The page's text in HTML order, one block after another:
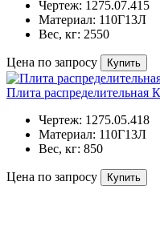
Чертеж: 1275.07.415
Материал: 110Г13Л
Вес, кг: 2550
Цена по запросу Купить
Плита
Чертеж: 1275.05.418
Материал: 110Г13Л
Вес, кг: 850
Цена по запросу Купить